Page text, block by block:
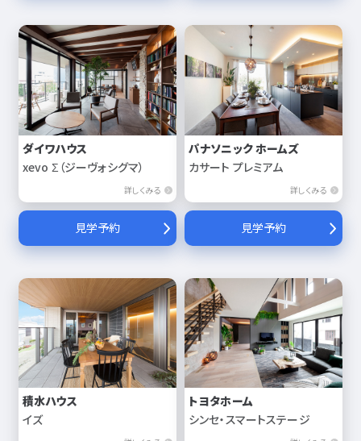
ダイワハウス
xevo Σ（ジーヴォシグマ）
詳しくみる
見学予約
パナソニック ホームズ
カサート プレミアム
詳しくみる
見学予約
積水ハウス
イズ
トヨタホーム
シンセ・スマートステージ